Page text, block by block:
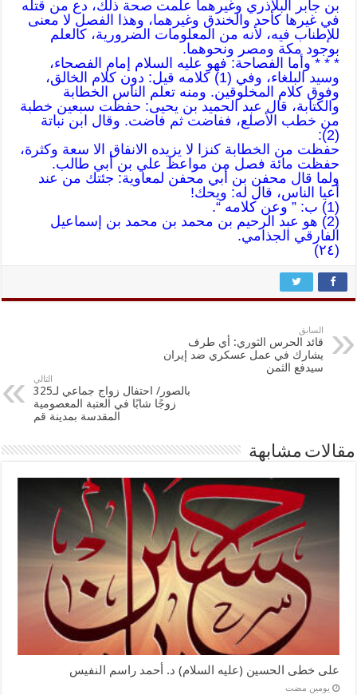
بن جابر البلاذري وغيرهما علمت صحة ذلك، دع من قتله
في غيرها كأحد والخندق وغيرهما، وهذا الفصل لا معنى
للإطناب فيه، لأنه من المعلومات الضرورية، كالعلم
بوجود مكة ومصر ونحوهما.
* * * وأما الفصاحة: فهو عليه السلام إمام الفصحاء،
وسيد البلغاء، وفي (1) كلامه قيل: دون كلام الخالق،
وفوق كلام المخلوقين. ومنه تعلم الناس الخطابة
والكتابة، قال عبد الحميد بن يحيى: حفظت سبعين خطبة
من خطب الأصلع، ففاضت ثم فاضت. وقال ابن نباتة
(2):
حفظت من الخطابة كنزا لا يزيده الانفاق الا سعة وكثرة،
حفظت مائة فصل من مواعظ علي بن أبي طالب.
ولما قال محفن بن أبي محفن لمعاوية: جئتك من عند
أعيا الناس، قال له: ويحك!
(1) ب: ” وعن كلامه “.
(2) هو عبد الرحيم بن محمد بن محمد بن إسماعيل
الفارقي الجذامي.
(٢٤)
السابق
قائد الحرس الثوري: أي طرف
يشارك في عمل عسكري ضد إيران
سيدفع الثمن
التالي
بالصور/ احتفال زواج جماعي لـ325
زوجًا شابًا في العتبة المعصومية
المقدسة بمدينة قم
مقالات مشابهة
على خطى الحسين (عليه السلام) د. أحمد راسم النفيس
‏يومين مضت